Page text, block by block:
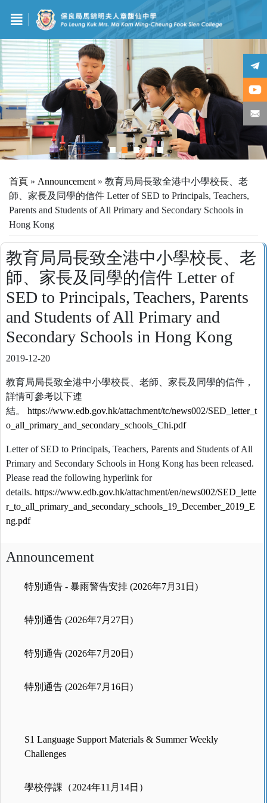
首頁 » Announcement » 教育局局長致全港中小學校長、老
師、家長及同學的信件 Letter of SED to Principals, Teachers,
Parents and Students of All Primary and Secondary Schools in
Hong Kong
教育局局長致全港中小學校長、老
師、家長及同學的信件 Letter of
SED to Principals, Teachers, Parents
and Students of All Primary and
Secondary Schools in Hong Kong
2019-12-20
教育局局長致全港中小學校長、老師、家長及同學的信件，
詳情可參考以下連
結。 https://www.edb.gov.hk/attachment/tc/news002/SED_letter_t
o_all_primary_and_secondary_schools_Chi.pdf
Letter of SED to Principals, Teachers, Parents and Students of All
Primary and Secondary Schools in Hong Kong has been released.
Please read the following hyperlink for
details. https://www.edb.gov.hk/attachment/en/news002/SED_lette
r_to_all_primary_and_secondary_schools_19_December_2019_E
ng.pdf
Announcement
特別通告 - 暴雨警告安排 (2026年7月31日)
特別通告 (2026年7月27日)
特別通告 (2026年7月20日)
特別通告 (2026年7月16日)
S1 Language Support Materials & Summer Weekly
Challenges
學校停課（2024年11月14日）